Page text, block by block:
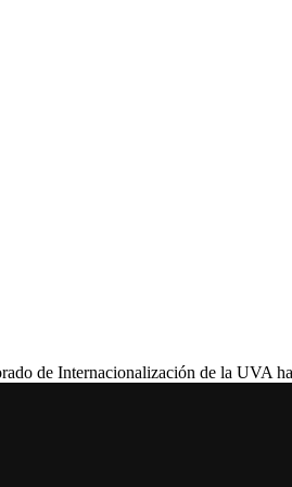
de Internacionalización de la UVA